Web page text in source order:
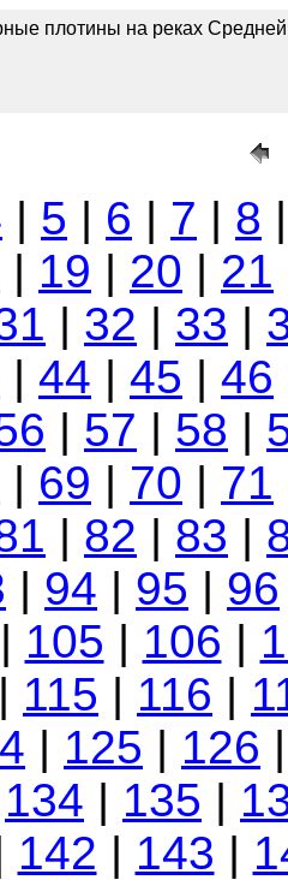
плотины на реках
| 5 | 6 | 7 | 8
| 19 | 20 | 21
| 32 | 33 |
| 44 | 45 | 46
| 57 | 58 |
| 69 | 70 | 71
| 82 | 83 |
| 94 | 95 | 96
| 105 | 106 |
| 115 | 116 |
| 125 | 126
134 | 135 |
142 | 143 |